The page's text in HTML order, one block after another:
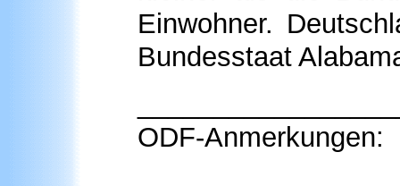
Einwohner.
Bundesstaat
ODF-Anmerkungen: